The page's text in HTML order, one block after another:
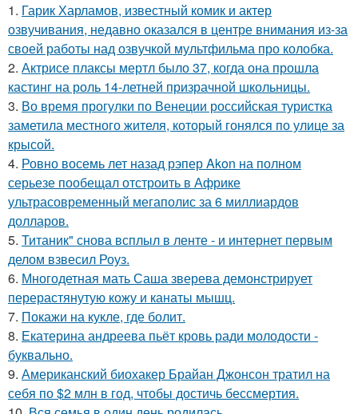
1. Гарик Харламов, известный комик и актер
озвучивания, недавно оказался в центре внимания из-за
своей работы над озвучкой мультфильма про колобка.
2. Актрисе плаксы мертл было 37, когда она прошла
кастинг на роль 14-летней призрачной школьницы.
3. Во время прогулки по Венеции российская туристка
заметила местного жителя, который гонялся по улице за
крысой.
4. Ровно восемь лет назад рэпер Akon на полном
серьезе пообещал отстроить в Африке
ультрасовременный мегаполис за 6 миллиардов
долларов.
5. Титаник" снова всплыл в ленте - и интернет первым
делом взвесил Роуз.
6. Многодетная мать Саша зверева демонстрирует
перерастянутую кожу и канаты мышц.
7. Покажи на кукле, где болит.
8. Екатерина андреева пьёт кровь ради молодости -
буквально.
9. Американский биохакер Брайан Джонсон тратил на
себя по $2 млн в год, чтобы достичь бессмертия.